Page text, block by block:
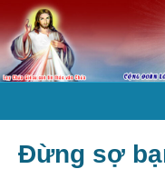
Đừng sợ